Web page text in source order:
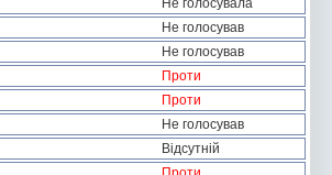
Не голосувала
Не голосував
Не голосував
Проти
Проти
Не голосував
Відсутній